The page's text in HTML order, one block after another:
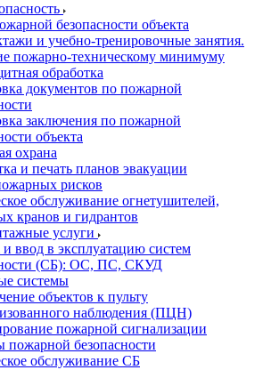
безопасности объекта
и учебно-тренировочные занятия.
пожарно-техническому минимуму
обработка
документов по пожарной
заключения по пожарной
объекта
охрана
и печать планов эвакуации
рисков
обслуживание огнетушителей,
кранов и гидрантов
услуги
ввод в эксплуатацию систем
(СБ): ОС, ПС, СКУД
системы
объектов к пульту
наблюдения (ПЦН)
пожарной сигнализации
пожарной безопасности
обслуживание СБ